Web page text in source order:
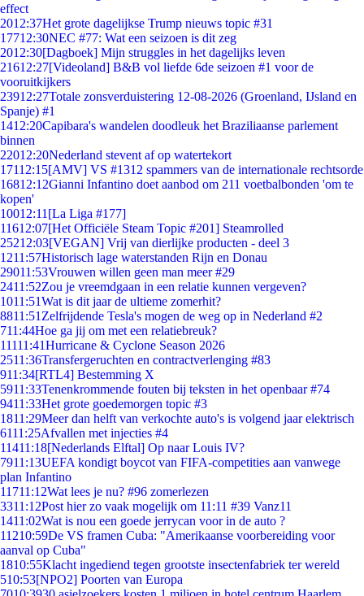
effect
2012:37Het grote dagelijkse Trump nieuws topic #31
17712:30NEC #77: Wat een seizoen is dit zeg
2012:30[Dagboek] Mijn struggles in het dagelijks leven
21612:27[Videoland] B&B vol liefde 6de seizoen #1 voor de
vooruitkijkers
23912:27Totale zonsverduistering 12-08-2026 (Groenland, IJsland en
Spanje) #1
1412:20Capibara's wandelen doodleuk het Braziliaanse parlement
binnen
22012:20Nederland stevent af op watertekort
17112:15[AMV] VS #1312 spammers van de internationale rechtsorde
16812:12Gianni Infantino doet aanbod om 211 voetbalbonden 'om te
kopen'
10012:11 [La Liga #177]
11612:07[Het Officiële Steam Topic #201] Steamrolled
25212:03[VEGAN] Vrij van dierlijke producten - deel 3
1211:57Historisch lage waterstanden Rijn en Donau
29011:53Vrouwen willen geen man meer #29
2411:52Zou je vreemdgaan in een relatie kunnen vergeven?
1011:51Wat is dit jaar de ultieme zomerhit?
8811:51 Zelfrijdende Tesla's mogen de weg op in Nederland #2
711:44Hoe ga jij om met een relatiebreuk?
11111:41Hurricane & Cyclone Season 2026
2511:36Transfergeruchten en contractverlenging #83
911:34[RTL4] Bestemming X
5911:33Tenenkrommende fouten bij teksten in het openbaar #74
9411:33Het grote goedemorgen topic #3
1811:29Meer dan helft van verkochte auto's is volgend jaar elektrisch
6111:25Afvallen met injecties #4
11411:18[Nederlands Elftal] Op naar Louis IV?
7911:13UEFA kondigt boycot van FIFA-competities aan vanwege
plan Infantino
11711:12Wat lees je nu? #96 zomerlezen
3311:12Post hier zo vaak mogelijk om 11:11 #39 Vanz11
1411:02Wat is nou een goede jerrycan voor in de auto ?
11210:59De VS framen Cuba: "Amerikaanse voorbereiding voor
aanval op Cuba"
1810:55Klacht ingediend tegen grootste insectenfabriek ter wereld
510:53[NPO2] Poorten van Europa